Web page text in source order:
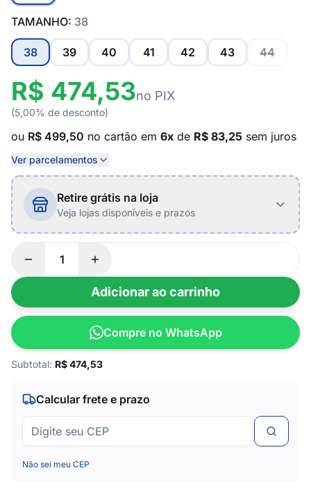
TAMANHO: 38
38 39 40 41 42 43 44
R$ 474,53no PIX
(5,00% de desconto)
ou R$ 499,50 no cartão em 6x de R$ 83,25 sem juros
Ver parcelamentos
Retire grátis na loja
Veja lojas disponíveis e prazos
Adicionar ao carrinho
Compre no WhatsApp
Subtotal: R$474,53
Calcular frete e prazo
Não sei meu CEP